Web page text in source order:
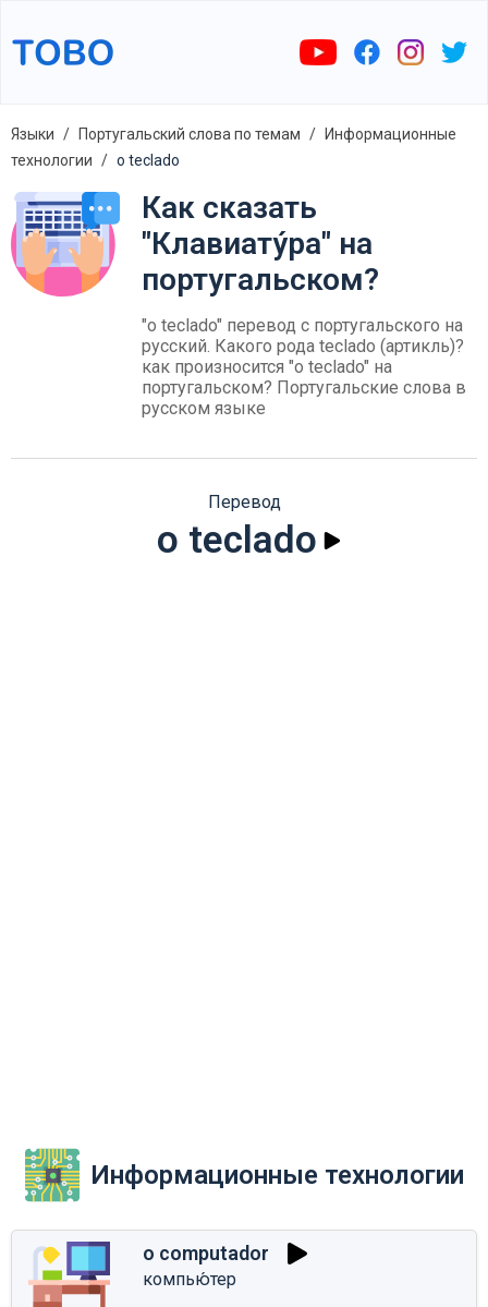
Языки Португальский слова по темам
Информационные
технологии
o teclado
Как сказать
"Клавиату́ра" на
португальском?
"o teclado" перевод с португальского на
русский. Какого рода teclado (артикль)?
как произносится "o teclado" на
португальском? Португальские слова в
русском языке
Перевод
o teclado
Информационные технологии
o computador
компью́тер